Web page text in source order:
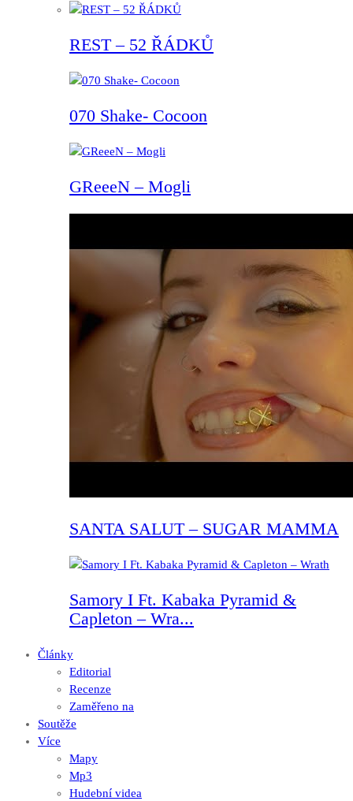
REST – 52 ŘÁDKŮ
070 Shake- Cocoon
GReeeN – Mogli
SANTA SALUT – SUGAR MAMMA
Samory I Ft. Kabaka Pyramid &
Capleton – Wra...
Články
Editorial
Recenze
Zaměřeno na
Soutěže
Více
Mapy
Mp3
Hudební videa